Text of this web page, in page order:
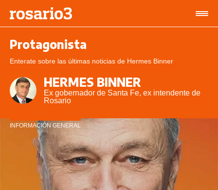
Protagonista
Enterate sobre las últimas noticias de Hermes Binner
HERMES BINNER
Ex gobernador de Santa Fe, ex intendente de
Rosario
INFORMACIÓN GENERAL